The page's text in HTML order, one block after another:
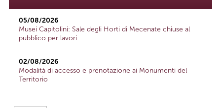
05/08/2026
Musei Capitolini: Sale degli Horti di Mecenate chiuse al
pubblico per lavori
02/08/2026
Modalità di accesso e prenotazione ai Monumenti del
Territorio